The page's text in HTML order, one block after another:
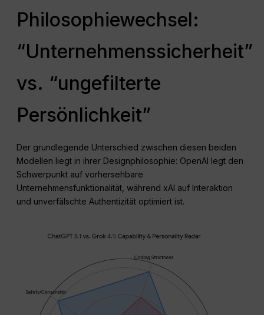
Philosophiewechsel:
“Unternehmenssicherheit”
vs. “ungefilterte
Persönlichkeit”
Der grundlegende Unterschied zwischen diesen beiden
Modellen liegt in ihrer Designphilosophie: OpenAI legt den
Schwerpunkt auf vorhersehbare
Unternehmensfunktionalität, während xAI auf Interaktion
und unverfälschte Authentizität optimiert ist.